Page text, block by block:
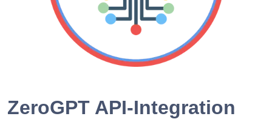
ZeroGPT API-Integration